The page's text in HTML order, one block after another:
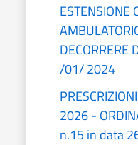
ESTENSIONE
DECORRERE
/01/ 2024
2026 -
n.15 in data